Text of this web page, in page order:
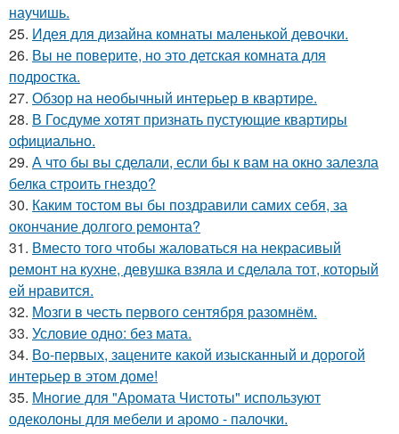
научишь.
25. Идея для дизайна комнаты маленькой девочки.
26. Вы не поверите, но это детская комната для
подростка.
27. Обзор на необычный интерьер в квартире.
28. В Госдуме хотят признать пустующие квартиры
официально.
29. А что бы вы сделали, если бы к вам на окно залезла
белка строить гнездо?
30. Каким тостом вы бы поздравили самих себя, за
окончание долгого ремонта?
31. Вместо того чтобы жаловаться на некрасивый
ремонт на кухне, девушка взяла и сделала тот, который
ей нравится.
32. Мозги в честь первого сентября разомнём.
33. Условие одно: без мата.
34. Во-первых, зацените какой изысканный и дорогой
интерьер в этом доме!
35. Многие для "Аромата Чистоты" используют
одеколоны для мебели и аромо - палочки.